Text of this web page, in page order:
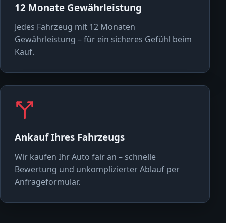
12 Monate Gewährleistung
Jedes Fahrzeug mit 12 Monaten
Gewährleistung – für ein sicheres Gefühl beim
Kauf.
Ankauf Ihres Fahrzeugs
Wir kaufen Ihr Auto fair an – schnelle
Bewertung und unkomplizierter Ablauf per
Anfrageformular.